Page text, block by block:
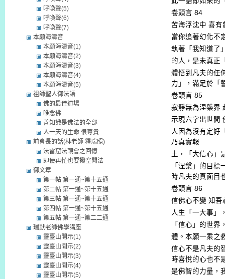
卷頭言 84
苦海浮沈中 喜有
當你追著幻化不
執著「我知道了
的人，是未真正
體悟到凡夫的任
力」，滿足於「
卷頭言 85
寂靜無為涅槃界
示現六字出世間
人因為沒有定好
乃真實報
土，「大信心」
「涅槃」的目
時凡夫的真面目
卷頭言 86
信佛心不變 知吾
人生「一大事」
「信心」的世
體。本願一乘之
信心不是凡夫的
時喜悅的心也不
是佛智的力量，
呼喚聲(5)
呼喚聲(6)
呼喚聲(7)
本願海濤音
本願海濤音(1)
本願海濤音(2)
本願海濤音(3)
本願海濤音(4)
本願海濤音(5)
祖師聖人御法語
佛的最佳道場
唯念佛
善知識是佛法的全部
人一天的生命 很尊貴
前會長的話(林老師 釋瑞照)
法雷窟法親會之回憶
即使再忙也要撥空聞法
御文章
第一帖 第一通~第十五通
第二帖 第一通~第十五通
第三帖 第一通~第十五通
第四帖 第一通~第十五通
第五帖 第一通~第二二通
瑞默老師佛學講座
靈臺山開示(1)
靈臺山開示(2)
靈臺山開示(3)
靈臺山開示(4)
靈臺山開示(5)